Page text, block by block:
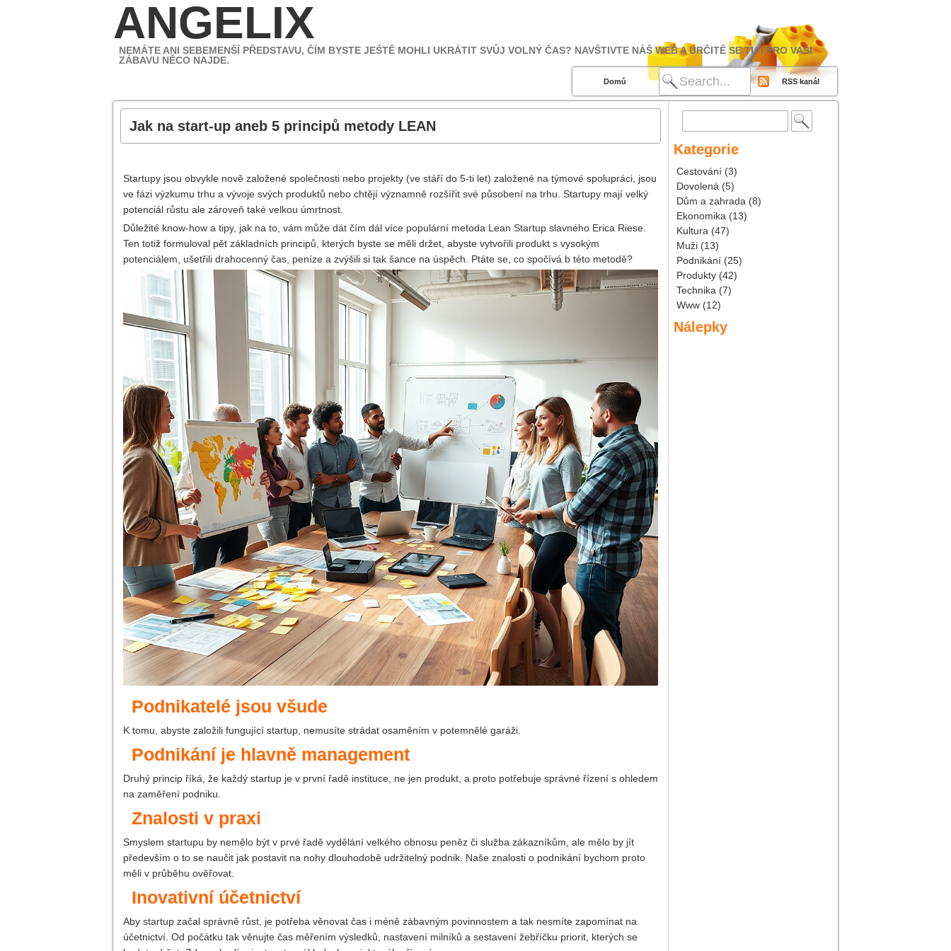
Domů RSS kanál
ANGELIX
NEMÁTE ANI SEBEMENŠÍ PŘEDSTAVU, ČÍM BYSTE JEŠTĚ MOHLI UKRÁTIT SVŮJ VOLNÝ ČAS? NAVŠTIVTE NÁŠ WEB A URČITĚ SE TU I PRO VAŠI
ZÁBAVU NĚCO NAJDE.
Jak na start-up aneb 5 principů metody LEAN
Startupy jsou obvykle nově založené společnosti nebo projekty (ve stáří do 5-ti let) založené na týmové spolupráci, jsou
ve fázi výzkumu trhu a vývoje svých produktů nebo chtějí významně rozšířit své působení na trhu. Startupy mají velký
potenciál růstu ale zároveň také velkou úmrtnost.
Důležité know-how a tipy, jak na to, vám může dát čím dál více populární metoda Lean Startup slavného Erica Riese.
Ten totiž formuloval pět základních principů, kterých byste se měli držet, abyste vytvořili produkt s vysokým
potenciálem, ušetřili drahocenný čas, peníze a zvýšili si tak šance na úspěch. Ptáte se, co spočívá b této metodě?
Podnikatelé jsou všude
K tomu, abyste založili fungující startup, nemusíte strádat osaměním v potemnělé garáži.
Podnikání je hlavně management
Druhý princip říká, že každý startup je v první řadě instituce, ne jen produkt, a proto potřebuje správné řízení s ohledem
na zaměření podniku.
Znalosti v praxi
Smyslem startupu by nemělo být v prvé řadě vydělání velkého obnosu peněz či služba zákazníkům, ale mělo by jít
především o to se naučit jak postavit na nohy dlouhodobě udržitelný podnik. Naše znalosti o podnikání bychom proto
měli v průběhu ověřovat.
Inovativní účetnictví
Aby startup začal správně růst, je potřeba věnovat čas i méně zábavným povinnostem a tak nesmíte zapomínat na
účetnictví. Od počátku tak věnujte čas měřením výsledků, nastavení milníků a sestavení žebříčku priorit, kterých se
Kategorie
Cestování (3)
Dovolená (5)
Dům a zahrada (8)
Ekonomika (13)
Kultura (47)
Muži (13)
Podnikání (25)
Produkty (42)
Technika (7)
Www (12)
Nálepky